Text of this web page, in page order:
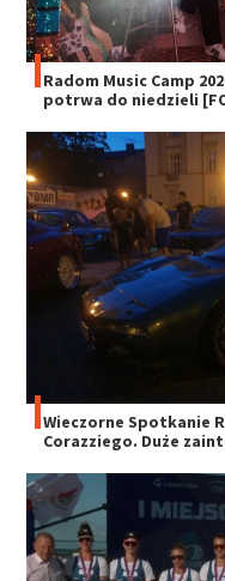
Radom Music Camp
potrwa do niedzieli
Wieczorne Spotkanie
Corazziego. Duże